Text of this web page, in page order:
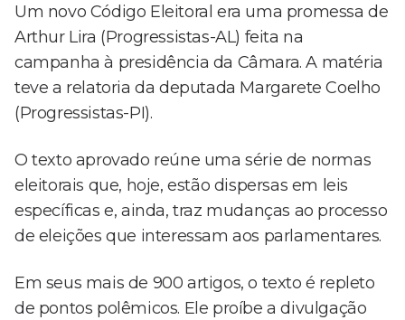
Um novo Código Eleitoral era uma promessa de
Arthur Lira (Progressistas-AL) feita na
campanha à presidência da Câmara. A matéria
teve a relatoria da deputada Margarete Coelho
(Progressistas-PI).
O texto aprovado reúne uma série de normas
eleitorais que, hoje, estão dispersas em leis
específicas e, ainda, traz mudanças ao processo
de eleições que interessam aos parlamentares.
Em seus mais de 900 artigos, o texto é repleto
de pontos polêmicos. Ele proíbe a divulgação